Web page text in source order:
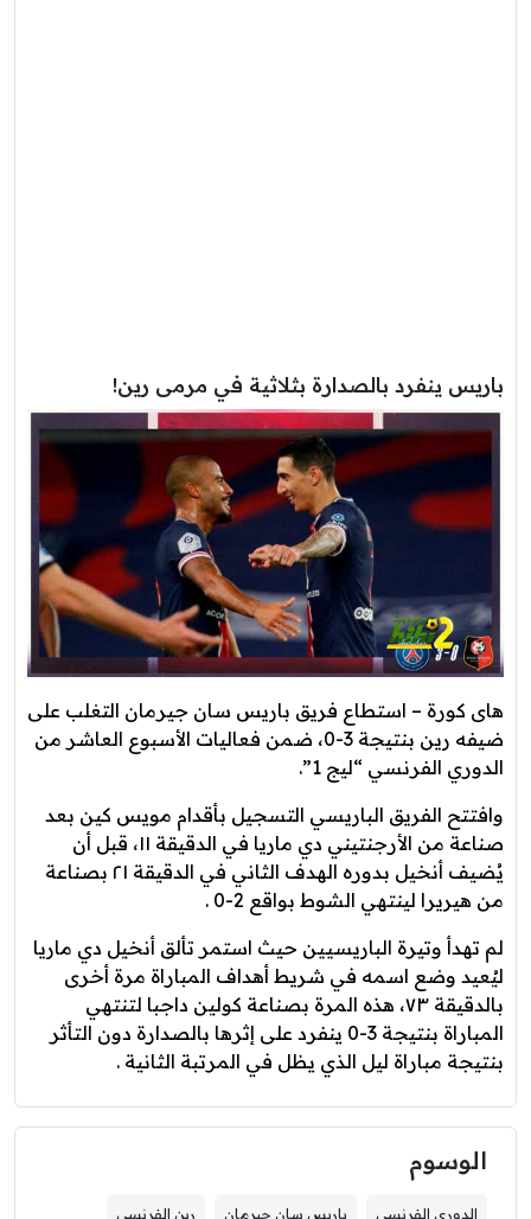
باريس ينفرد بالصدارة بثلاثية في مرمى رين!
هاى كورة – استطاع فريق باريس سان جيرمان التغلب على
ضيفه رين بنتيجة 3-0، ضمن فعاليات الأسبوع العاشر من
الدوري الفرنسي “ليج 1”.
وافتتح الفريق الباريسي التسجيل بأقدام مويس كين بعد
صناعة من الأرجنتيني دي ماريا في الدقيقة ١١، قبل أن
يُضيف أنخيل بدوره الهدف الثاني في الدقيقة ٢١ بصناعة
من هيريرا لينتهي الشوط بواقع 2-0 .
لم تهدأ وتيرة الباريسيين حيث استمر تألق أنخيل دي ماريا
ليُعيد وضع اسمه في شريط أهداف المباراة مرة أخرى
بالدقيقة ٧٣، هذه المرة بصناعة كولين داجبا لتنتهي
المباراة بنتيجة 3-0 ينفرد على إثرها بالصدارة دون التأثر
بنتيجة مباراة ليل الذي يظل في المرتبة الثانية .
الوسوم
الدوري الفرنسي باريس سان جيرمان رين الفرنسي